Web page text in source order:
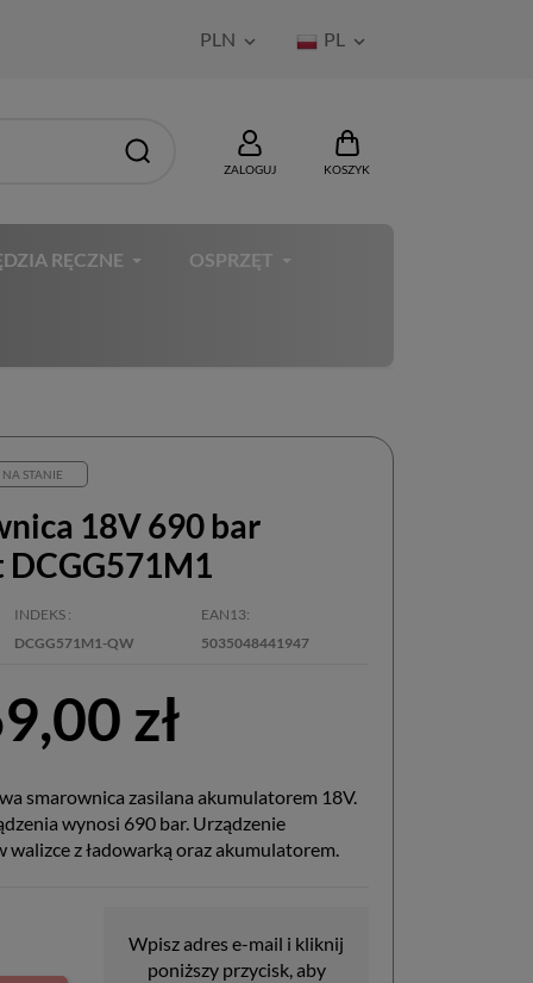
PLN  PL 
ZALOGUJ KOSZYK
RĘCZNE OSPRZĘT
STANIE
18V 690 bar
INDEKS
DCGG571M1-QW
EAN13
5035048441947
zł
smarownica zasilana akumulatorem 18V.
wynosi 690 bar. Urządzenie
walizce z ładowarką oraz akumulatorem.
Wpisz adres e-mail i kliknij
poniższy przycisk, aby